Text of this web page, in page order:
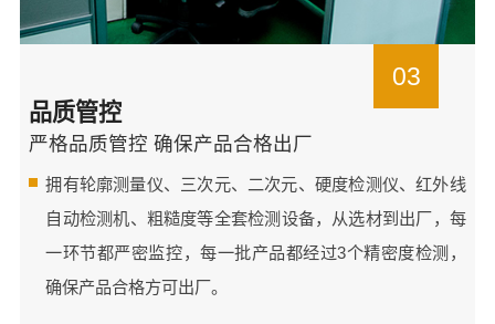
03
品质管控
严格品质管控 确保产品合格出厂
拥有轮廓测量仪、三次元、二次元、硬度检测仪、红外线
自动检测机、粗糙度等全套检测设备，从选材到出厂，每
一环节都严密监控，每一批产品都经过3个精密度检测，
确保产品合格方可出厂。